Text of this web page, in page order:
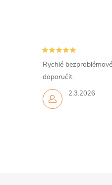
2.3.2026
Rychlé
doporučit.